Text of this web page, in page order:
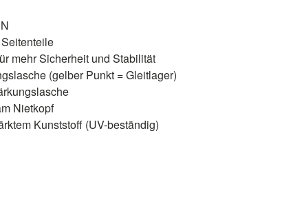
mehr Sicherheit und Stabilität
(gelber Punkt = Gleitlager)
Nietkopf
Kunststoff (UV-beständig)